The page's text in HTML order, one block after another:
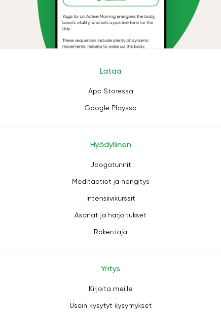
Lataa
App Storessa
Google Playssa
Hyödyllinen
Joogatunnit
Meditaatiot ja hengitys
Intensiivikurssit
Asanat ja harjoitukset
Rakentaja
Yritys
Kirjoita meille
Usein kysytyt kysymykset